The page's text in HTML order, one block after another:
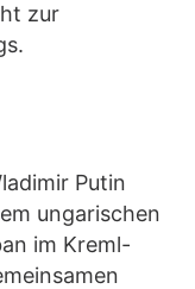
zur
Putin
ungarischen
im Kreml-